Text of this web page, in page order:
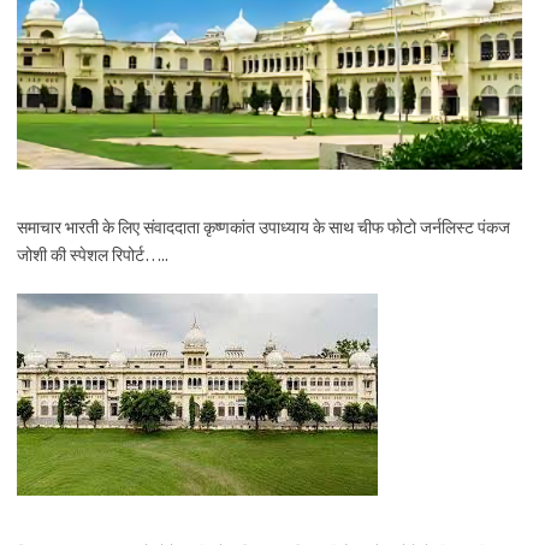
समाचार भारती के लिए संवाददाता कृष्णकांत उपाध्याय के साथ चीफ फोटो जर्नलिस्ट पंकज
जोशी की स्पेशल रिपोर्ट…..